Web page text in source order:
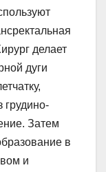
делает
дуги
грудино-
Затем
в
и